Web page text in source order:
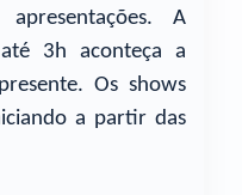
A
3h aconteça a
Os shows
a partir das